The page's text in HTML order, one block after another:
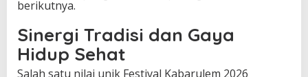
berikutnya.
Sinergi Tradisi dan Gaya
Hidup Sehat
Salah satu nilai unik Festival Kabarulem 2026